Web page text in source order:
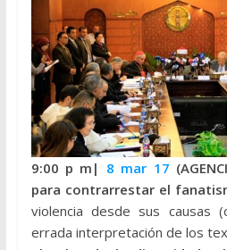
9:00 p m| 8 mar 17
para contrarrestar el
violencia desde sus causas
errada interpretación de los